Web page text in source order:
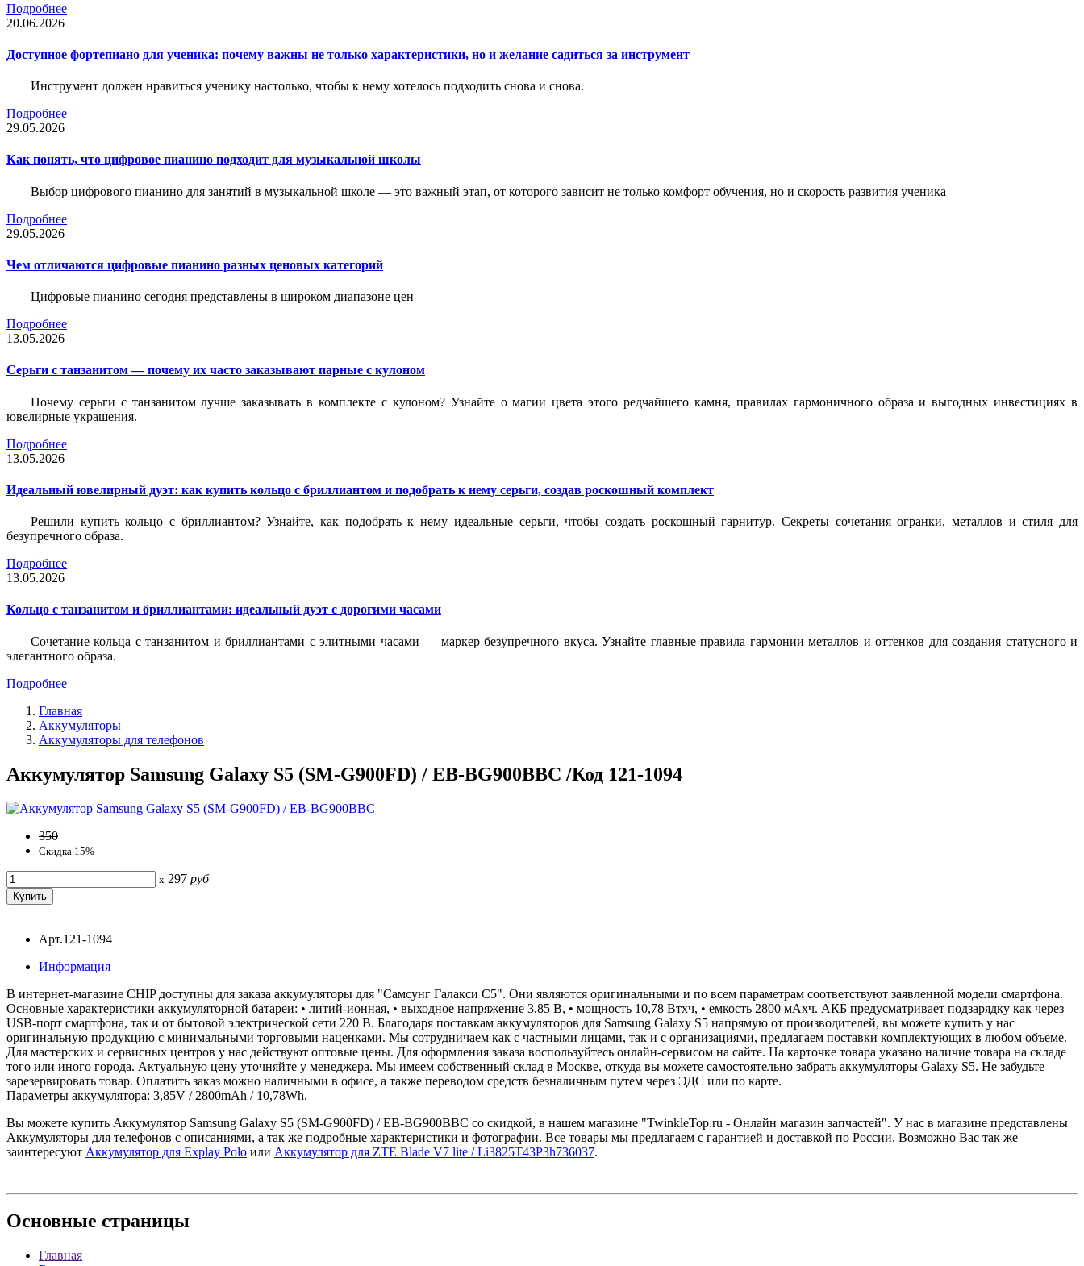
Подробнее
20.06.2026
Доступное фортепиано для ученика: почему важны не только характеристики, но и желание садиться за инструмент
Инструмент должен нравиться ученику настолько, чтобы к нему хотелось подходить снова и снова.
Подробнее
29.05.2026
Как понять, что цифровое пианино подходит для музыкальной школы
Выбор цифрового пианино для занятий в музыкальной школе — это важный этап, от которого зависит не только комфорт обучения, но и скорость развития ученика
Подробнее
29.05.2026
Чем отличаются цифровые пианино разных ценовых категорий
Цифровые пианино сегодня представлены в широком диапазоне цен
Подробнее
13.05.2026
Серьги с танзанитом — почему их часто заказывают парные с кулоном
Почему серьги с танзанитом лучше заказывать в комплекте с кулоном? Узнайте о магии цвета этого редчайшего камня, правилах гармоничного образа и выгодных инвестициях в
ювелирные украшения.
Подробнее
13.05.2026
Идеальный ювелирный дуэт: как купить кольцо с бриллиантом и подобрать к нему серьги, создав роскошный комплект
Решили купить кольцо с бриллиантом? Узнайте, как подобрать к нему идеальные серьги, чтобы создать роскошный гарнитур. Секреты сочетания огранки, металлов и стиля для
безупречного образа.
Подробнее
13.05.2026
Кольцо с танзанитом и бриллиантами: идеальный дуэт с дорогими часами
Сочетание кольца с танзанитом и бриллиантами с элитными часами — маркер безупречного вкуса. Узнайте главные правила гармонии металлов и оттенков для создания статусного и
элегантного образа.
Подробнее
Главная
Аккумуляторы
Аккумуляторы для телефонов
Аккумулятор Samsung Galaxy S5 (SM-G900FD) / EB-BG900BBC /Код 121-1094
350
Скидка 15%
x 297 руб
Арт.121-1094
Информация
В интернет-магазине CHIP доступны для заказа аккумуляторы для "Самсунг Галакси С5". Они являются оригинальными и по всем параметрам соответствуют заявленной модели смартфона.
Основные характеристики аккумуляторной батареи: • литий-ионная, • выходное напряжение 3,85 В, • мощность 10,78 Втxч, • емкость 2800 мАxч. АКБ предусматривает подзарядку как через
USB-порт смартфона, так и от бытовой электрической сети 220 В. Благодаря поставкам аккумуляторов для Samsung Galaxy S5 напрямую от производителей, вы можете купить у нас
оригинальную продукцию с минимальными торговыми наценками. Мы сотрудничаем как с частными лицами, так и с организациями, предлагаем поставки комплектующих в любом объеме.
Для мастерских и сервисных центров у нас действуют оптовые цены. Для оформления заказа воспользуйтесь онлайн-сервисом на сайте. На карточке товара указано наличие товара на складе
того или иного города. Актуальную цену уточняйте у менеджера. Мы имеем собственный склад в Москве, откуда вы можете самостоятельно забрать аккумуляторы Galaxy S5. Не забудьте
зарезервировать товар. Оплатить заказ можно наличными в офисе, а также переводом средств безналичным путем через ЭДС или по карте.
Параметры аккумулятора: 3,85V / 2800mAh / 10,78Wh.
Вы можете купить Аккумулятор Samsung Galaxy S5 (SM-G900FD) / EB-BG900BBC со скидкой, в нашем магазине "TwinkleTop.ru - Онлайн магазин запчастей". У нас в магазине представлены
Аккумуляторы для телефонов с описаниями, а так же подробные характеристики и фотографии. Все товары мы предлагаем с гарантией и доставкой по России. Возможно Вас так же
заинтересуют Аккумулятор для Explay Polo или Аккумулятор для ZTE Blade V7 lite / Li3825T43P3h736037.
Основные страницы
Главная